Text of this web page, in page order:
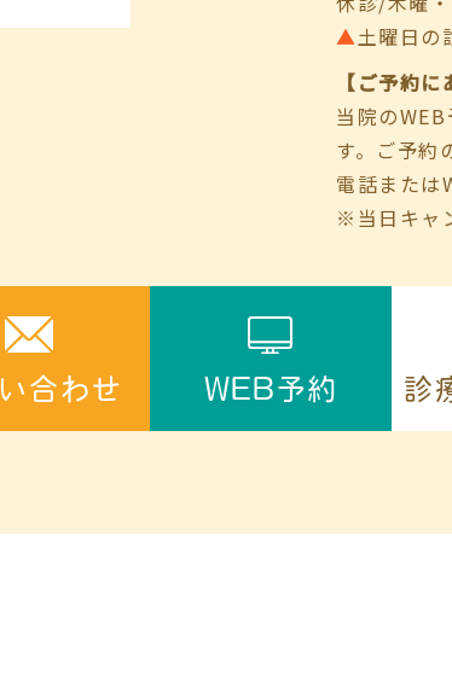
▲土曜日
【ご予約
当院の
す。ご予約
電話または
※当日キャ
合わせ WEB予約 診